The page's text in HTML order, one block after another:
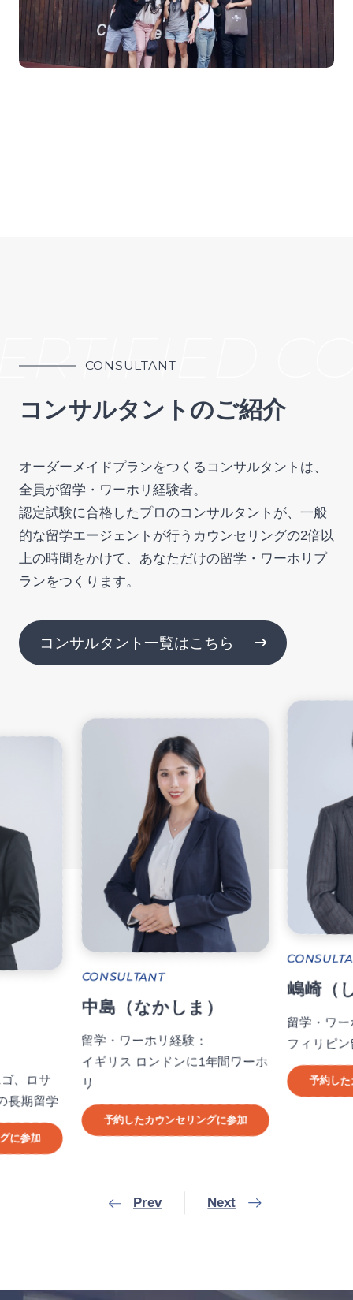
CONSULTANT
コンサルタントのご紹介
オーダーメイドプランをつくるコンサルタントは、
全員が留学・ワーホリ経験者。
認定試験に合格したプロのコンサルタントが、一般
的な留学エージェントが行うカウンセリングの2倍以
上の時間をかけて、あなただけの留学・ワーホリプ
ランをつくります。
コンサルタント一覧はこちら
サ
学
CONSULTANT
中島（なかしま）
留学・ワーホリ経験：
イギリス ロンドンに1年間ワーホ
予約したカウンセリングに参加
CONSULTANT
嶋崎（しま
留学・ワーホリ
フィリピン留学
予約したカウ
Prev Next